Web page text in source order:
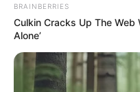
BRAINBERRIES
Culkin Cracks Up The Web
Alone’